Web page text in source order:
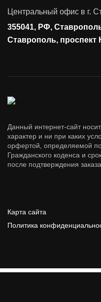
Управление доступом
Сетевая безопасность
Центральный офис в г.
355041, РФ,
Ставрополь, проспект
Данный интернет-сайт
характер и ни при каких
орфертой, определяемой
Гражданского коденса и
после подтверждения заказа
Карта сайта
Политика